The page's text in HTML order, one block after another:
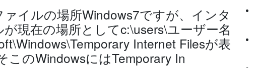
イルの場所Windows7ですが、インタ
現在の場所としてc:\users\ユーザー名
Internet Filesが表
のWindowsにはTemporary In